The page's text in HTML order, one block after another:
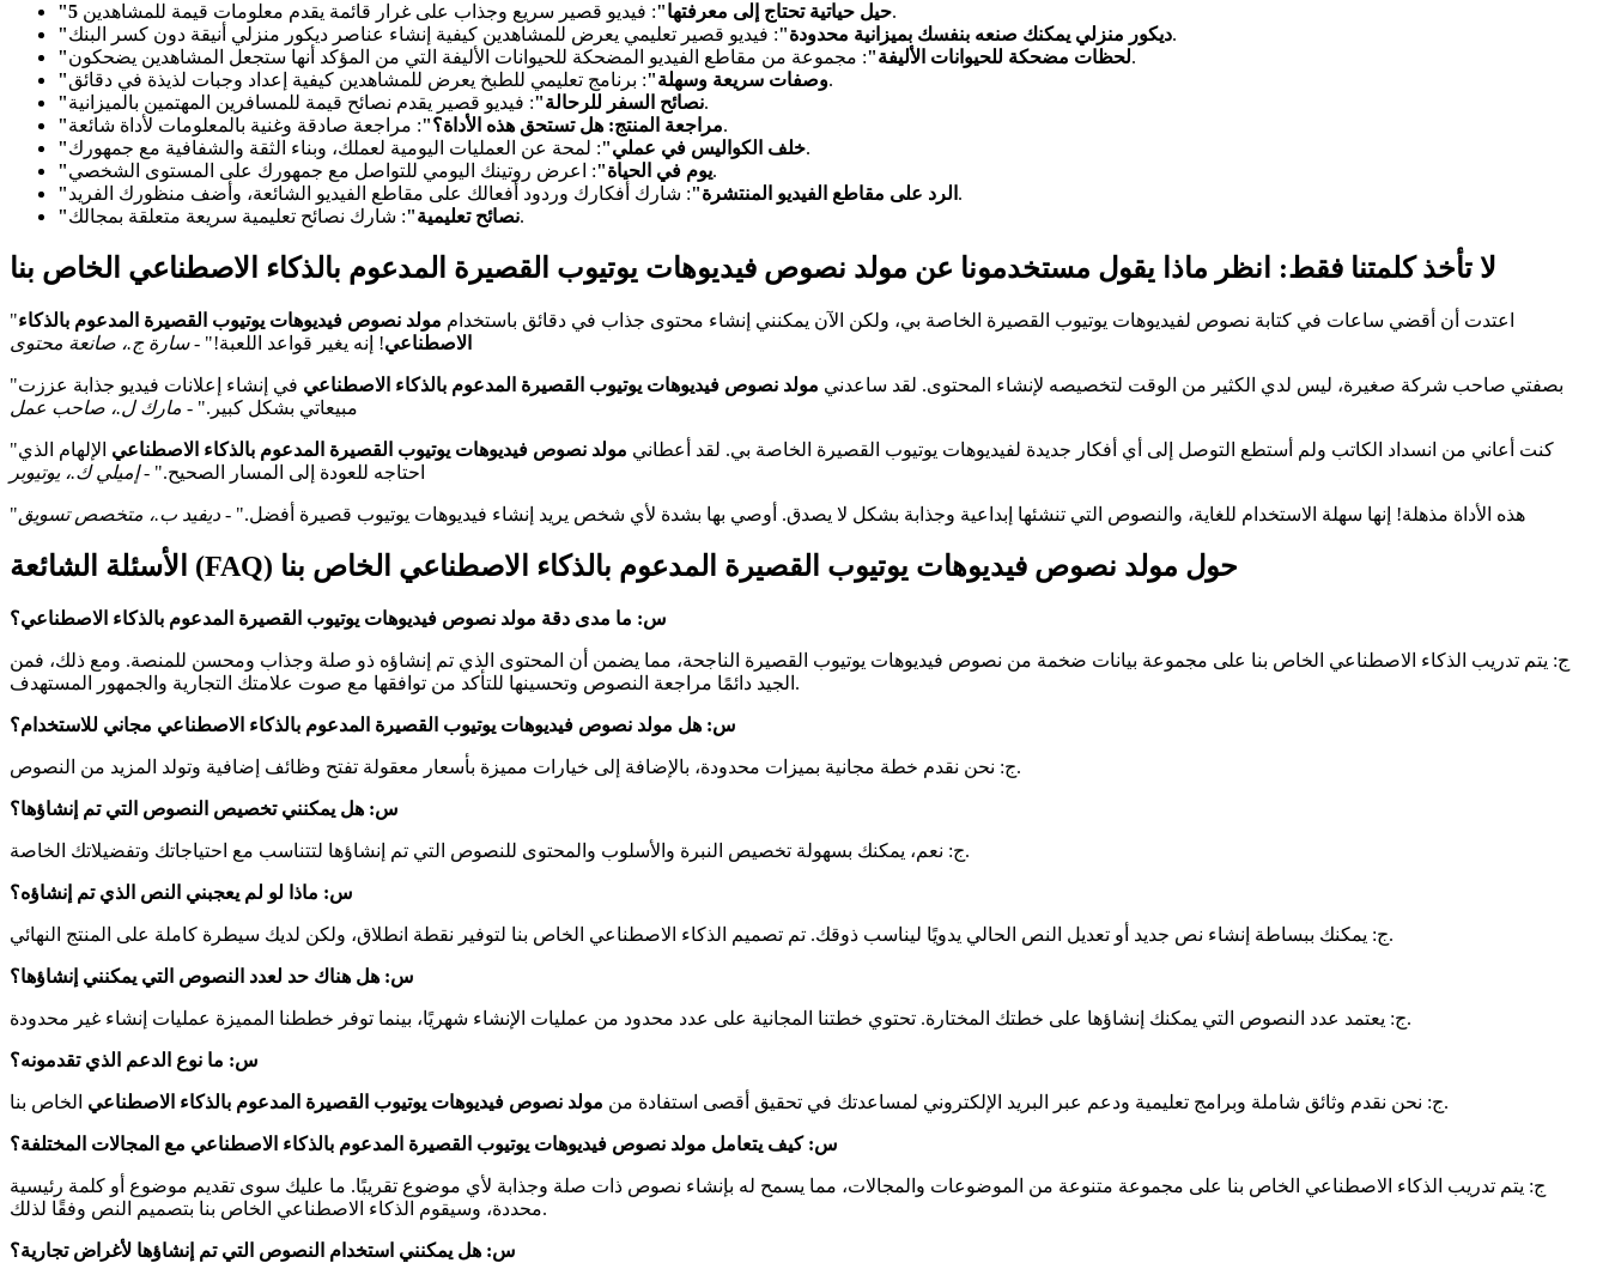
"5 حيل حياتية تحتاج إلى معرفتها": فيديو قصير سريع وجذاب على غرار قائمة يقدم معلومات قيمة للمشاهدين.
"ديكور منزلي يمكنك صنعه بنفسك بميزانية محدودة": فيديو قصير تعليمي يعرض للمشاهدين كيفية إنشاء عناصر ديكور منزلي أنيقة دون كسر البنك.
"لحظات مضحكة للحيوانات الأليفة": مجموعة من مقاطع الفيديو المضحكة للحيوانات الأليفة التي من المؤكد أنها ستجعل المشاهدين يضحكون.
"وصفات سريعة وسهلة": برنامج تعليمي للطبخ يعرض للمشاهدين كيفية إعداد وجبات لذيذة في دقائق.
"نصائح السفر للرحالة": فيديو قصير يقدم نصائح قيمة للمسافرين المهتمين بالميزانية.
"مراجعة المنتج: هل تستحق هذه الأداة؟": مراجعة صادقة وغنية بالمعلومات لأداة شائعة.
"خلف الكواليس في عملي": لمحة عن العمليات اليومية لعملك، وبناء الثقة والشفافية مع جمهورك.
"يوم في الحياة": اعرض روتينك اليومي للتواصل مع جمهورك على المستوى الشخصي.
"الرد على مقاطع الفيديو المنتشرة" : شارك أفكارك وردود أفعالك على مقاطع الفيديو الشائعة، وأضف منظورك الفريد.
"نصائح تعليمية": شارك نصائح تعليمية سريعة متعلقة بمجالك.
لا تأخذ كلمتنا فقط: انظر ماذا يقول مستخدمونا عن مولد نصوص فيديوهات يوتيوب القصيرة المدعوم بالذكاء الاصطناعي الخاص بنا
"اعتدت أن أقضي ساعات في كتابة نصوص لفيديوهات يوتيوب القصيرة الخاصة بي، ولكن الآن يمكنني إنشاء محتوى جذاب في دقائق باستخدام مولد نصوص فيديوهات يوتيوب القصيرة المدعوم بالذكاء
الاصطناعي! إنه يغير قواعد اللعبة!" -سارة ج.، صانعة محتوى
"بصفتي صاحب شركة صغيرة، ليس لدي الكثير من الوقت لتخصيصه لإنشاء المحتوى. لقد ساعدني مولد نصوص فيديوهات يوتيوب القصيرة المدعوم بالذكاء الاصطناعي في إنشاء إعلانات فيديو جذابة عززت
مبيعاتي بشكل كبير." - مارك ل.، صاحب عمل
"كنت أعاني من انسداد الكاتب ولم أستطع التوصل إلى أي أفكار جديدة لفيديوهات يوتيوب القصيرة الخاصة بي. لقد أعطاني مولد نصوص فيديوهات يوتيوب القصيرة المدعوم بالذكاء الاصطناعي الإلهام الذي
احتاجه للعودة إلى المسار الصحيح." -إميلي ك.، يوتيوبر
"هذه الأداة مذهلة! إنها سهلة الاستخدام للغاية، والنصوص التي تنشئها إبداعية وجذابة بشكل لا يصدق. أوصي بها بشدة لأي شخص يريد إنشاء فيديوهات يوتيوب قصيرة أفضل." - ديفيد ب.، متخصص تسويق
الأسئلة الشائعة (FAQ) حول مولد نصوص فيديوهات يوتيوب القصيرة المدعوم بالذكاء الاصطناعي الخاص بنا
س: ما مدى دقة مولد نصوص فيديوهات يوتيوب القصيرة المدعوم بالذكاء الاصطناعي؟
ج: يتم تدريب الذكاء الاصطناعي الخاص بنا على مجموعة بيانات ضخمة من نصوص فيديوهات يوتيوب القصيرة الناجحة، مما يضمن أن المحتوى الذي تم إنشاؤه ذو صلة وجذاب ومحسن للمنصة. ومع ذلك، فمن
الجيد دائمًا مراجعة النصوص وتحسينها للتأكد من توافقها مع صوت علامتك التجارية والجمهور المستهدف.
س: هل مولد نصوص فيديوهات يوتيوب القصيرة المدعوم بالذكاء الاصطناعي مجاني للاستخدام؟
ج: نحن نقدم خطة مجانية بميزات محدودة، بالإضافة إلى خيارات مميزة بأسعار معقولة تفتح وظائف إضافية وتولد المزيد من النصوص.
س: هل يمكنني تخصيص النصوص التي تم إنشاؤها؟
ج: نعم، يمكنك بسهولة تخصيص النبرة والأسلوب والمحتوى للنصوص التي تم إنشاؤها لتتناسب مع احتياجاتك وتفضيلاتك الخاصة.
س: ماذا لو لم يعجبني النص الذي تم إنشاؤه؟
ج: يمكنك ببساطة إنشاء نص جديد أو تعديل النص الحالي يدويًا ليناسب ذوقك. تم تصميم الذكاء الاصطناعي الخاص بنا لتوفير نقطة انطلاق، ولكن لديك سيطرة كاملة على المنتج النهائي.
س: هل هناك حد لعدد النصوص التي يمكنني إنشاؤها؟
ج: يعتمد عدد النصوص التي يمكنك إنشاؤها على خطتك المختارة. تحتوي خطتنا المجانية على عدد محدود من عمليات الإنشاء شهريًا، بينما توفر خططنا المميزة عمليات إنشاء غير محدودة.
س: ما نوع الدعم الذي تقدمونه؟
ج: نحن نقدم وثائق شاملة وبرامج تعليمية ودعم عبر البريد الإلكتروني لمساعدتك في تحقيق أقصى استفادة من مولد نصوص فيديوهات يوتيوب القصيرة المدعوم بالذكاء الاصطناعي الخاص بنا.
س: كيف يتعامل مولد نصوص فيديوهات يوتيوب القصيرة المدعوم بالذكاء الاصطناعي مع المجالات المختلفة؟
ج: يتم تدريب الذكاء الاصطناعي الخاص بنا على مجموعة متنوعة من الموضوعات والمجالات، مما يسمح له بإنشاء نصوص ذات صلة وجذابة لأي موضوع تقريبًا. ما عليك سوى تقديم موضوع أو كلمة رئيسية
محددة، وسيقوم الذكاء الاصطناعي الخاص بنا بتصميم النص وفقًا لذلك.
س: هل يمكنني استخدام النصوص التي تم إنشاؤها لأغراض تجارية؟